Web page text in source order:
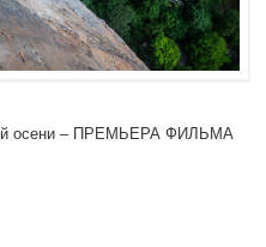
осени – ПРЕМЬЕРА ФИЛЬМА